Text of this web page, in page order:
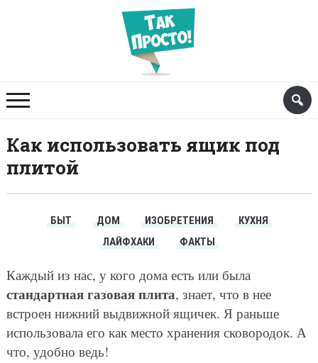
Как использовать ящик под
плитой
БЫТ ДОМ ИЗОБРЕТЕНИЯ
КУХНЯ
ЛАЙФХАКИ
ФАКТЫ
Каждый из нас, у кого дома есть или была
стандартная газовая плита, знает, что в нее
встроен нижний выдвижной ящичек. Я раньше
использовала его как место хранения сковородок. А
что, удобно ведь!